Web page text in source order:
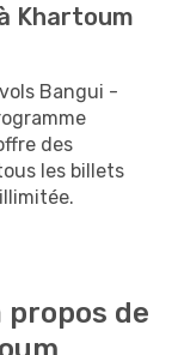
Khartoum
Bangui -
des
les billets
de